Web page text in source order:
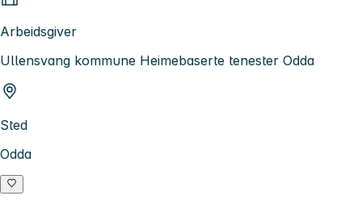
Arbeidsgiver
Ullensvang kommune Heimebaserte tenester Odda
Sted
Odda